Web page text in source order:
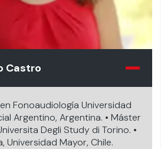
Castro
Fonoaudiología Universidad
Argentino, Argentina. • Máster
Degli Study di Torino. •
Universidad Mayor, Chile.